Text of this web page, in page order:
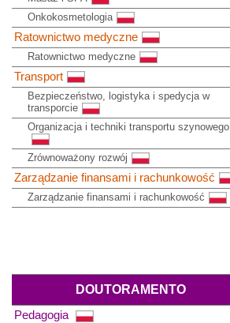
Onkokosmetologia
Ratownictwo medyczne
Ratownictwo medyczne
Transport
Bezpieczeństwo, logistyka i spedycja w
transporcie
Organizacja i techniki transportu szynowego
Zrównoważony rozwój
Zarządzanie finansami i rachunkowość
Zarządzanie finansami i rachunkowość
DOUTORAMENTO
Pedagogia